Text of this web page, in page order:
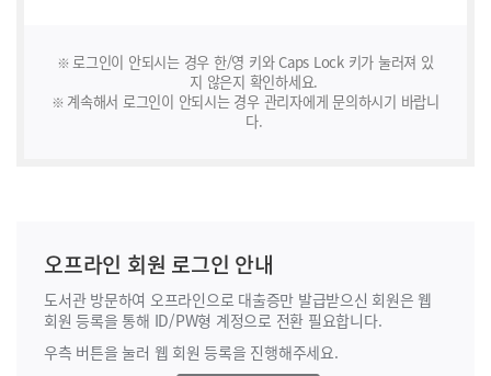
로그인이 안되시는 경우 한/영 키와 Caps Lock 키가 눌러져 있
지 않은지 확인하세요.
계속해서 로그인이 안되시는 경우 관리자에게 문의하시기 바랍니
다.
오프라인 회원 로그인 안내
도서관 방문하여 오프라인으로 대출증만 발급받으신 회원은 웹
회원 등록을 통해 ID/PW형 계정으로 전환 필요합니다.
우측 버튼을 눌러 웹 회원 등록을 진행해주세요.